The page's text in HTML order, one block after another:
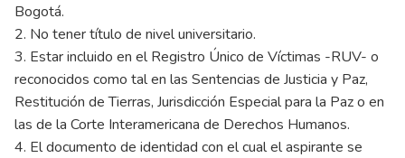
Bogotá.
2. No tener título de nivel universitario.
3. Estar incluido en el Registro Único de Víctimas -RUV- o
reconocidos como tal en las Sentencias de Justicia y Paz,
Restitución de Tierras, Jurisdicción Especial para la Paz o en
las de la Corte Interamericana de Derechos Humanos.
4. El documento de identidad con el cual el aspirante se